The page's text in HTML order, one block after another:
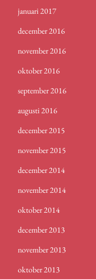
januari 2017
december 2016
november 2016
oktober 2016
september 2016
augusti 2016
december 2015
november 2015
december 2014
november 2014
oktober 2014
december 2013
november 2013
oktober 2013